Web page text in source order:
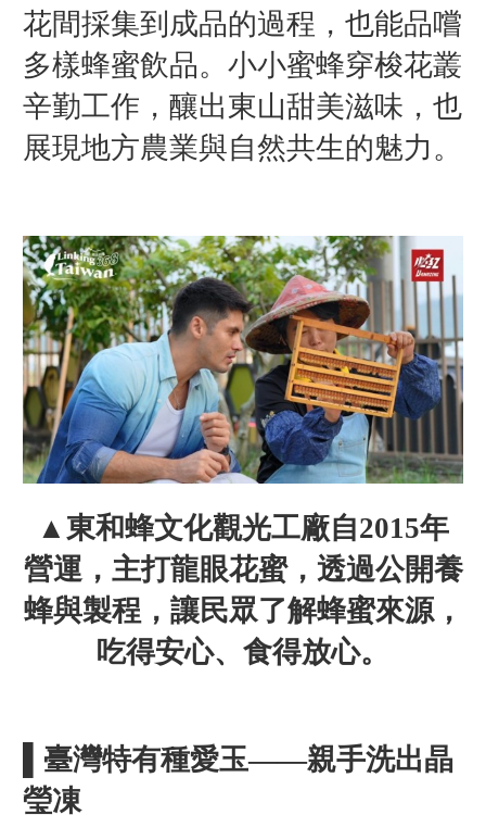
花間採集到成品的過程，也能品嚐
多樣蜂蜜飲品。小小蜜蜂穿梭花叢
辛勤工作，釀出東山甜美滋味，也
展現地方農業與自然共生的魅力。
▲東和蜂文化觀光工廠自2015年
營運，主打龍眼花蜜，透過公開養
蜂與製程，讓民眾了解蜂蜜來源，
吃得安心、食得放心。
▌臺灣特有種愛玉——親手洗出晶
瑩凍